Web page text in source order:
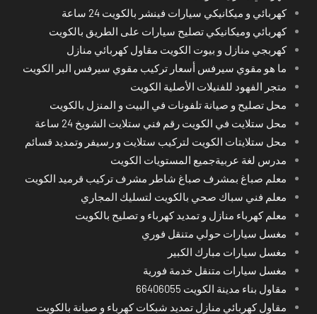
كهربائي و ميكانيكي سيارات فينشر بالكويت 24 ساعة
كهربائي وميكانيكي تصليح سيارات على الطريق بالكويت
كهربجي منازل و بيوت الكويت مقاول كهربائي منازل
ما هو مقوي سيرفس أسعار تركيب مقوي سيرفس البر الكويت
متجر الفهود للفنيلات الأصلية الكويت
محل تصليح و صيانة تلفونات في البيت و المنزل بالكويت
محل ستلايت في الكويت رقم فني ستلايت الشويخ 24 ساعة
محل ستلايتات الكويت لتركيب ستلايت و رسيفر وتمديد قسائم
مدرس لغة عربيةجميع المستويات الكويت
معلم صباغ بمشرف صباغ شاطر مشرف تركيب قرميد الكويت
معلم فني سباك صحي بالكويت لتسليك المجاري
معلم كهرباء منازل و تمديد كهرباء و تصليح بالكويت
مغسل سيارات حولي متنقل فوري
مغسل سيارات مبارك الكبير
مغسل سيارات متنقل خدمة فورية
مقاول بناء مدينة الكويت 66406055
مقاول كهربائي منازل تمديد شبكات كهرباء و صيانة بالكويت